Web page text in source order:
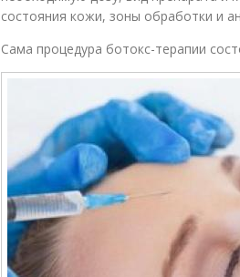
состояния кожи, зоны обработки и
Сама процедура ботокс-терапии